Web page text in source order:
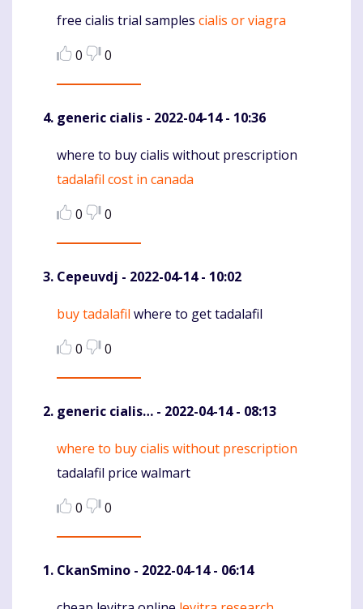
Komentaras
free cialis trial samples cialis or viagra
0
0
generic cialis - 2022-04-14 - 10:36
Komentaras
where to buy cialis without prescription
tadalafil cost in canada
0
0
Cepeuvdj - 2022-04-14 - 10:02
Komentaras
buy tadalafil where to get tadalafil
0
0
generic cialis… - 2022-04-14 - 08:13
Komentaras
where to buy cialis without prescription
tadalafil price walmart
0
0
CkanSmino - 2022-04-14 - 06:14